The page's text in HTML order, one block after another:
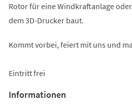
Rotor für eine Windkraftanlage
dem 3D-Drucker baut.
Kommt vorbei, feiert mit uns und
Eintritt frei
Informationen